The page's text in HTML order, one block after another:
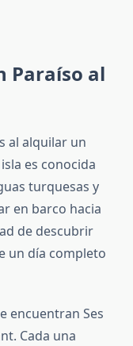
Paraíso al
al alquilar un
isla es conocida
turquesas y
en barco hacia
de descubrir
un día completo
encuentran Ses
Cada una